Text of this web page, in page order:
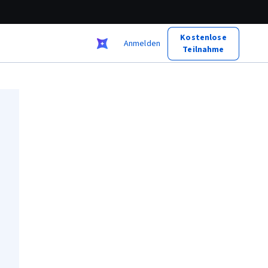
Anmelden
Kostenlose
Teilnahme